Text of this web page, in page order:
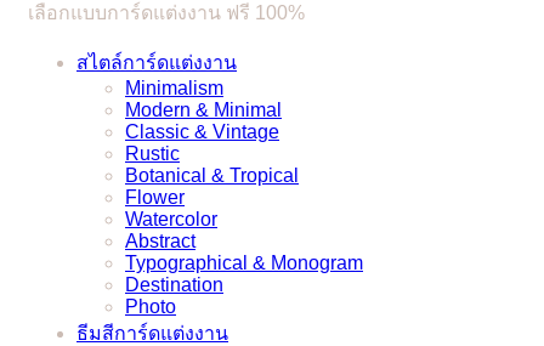
เลือกแบบการ์ดแต่งงาน ฟรี 100%
สไตล์การ์ดแต่งงาน
Minimalism
Modern & Minimal
Classic & Vintage
Rustic
Botanical & Tropical
Flower
Watercolor
Abstract
Typographical & Monogram
Destination
Photo
ธีมสีการ์ดแต่งงาน